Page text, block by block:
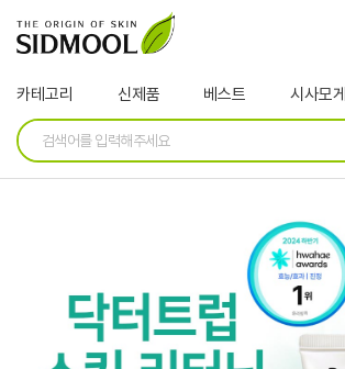
카테고리 신제품 베스트 시사모